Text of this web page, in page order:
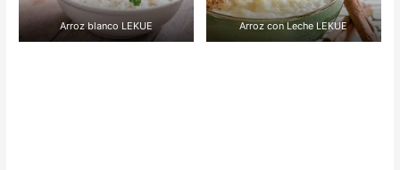
Arroz blanco LEKUE Arroz con Leche LEKUE